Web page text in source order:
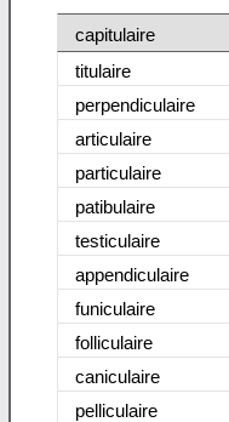
capitulaire
titulaire
perpendiculaire
articulaire
particulaire
patibulaire
testiculaire
appendiculaire
funiculaire
folliculaire
caniculaire
pelliculaire